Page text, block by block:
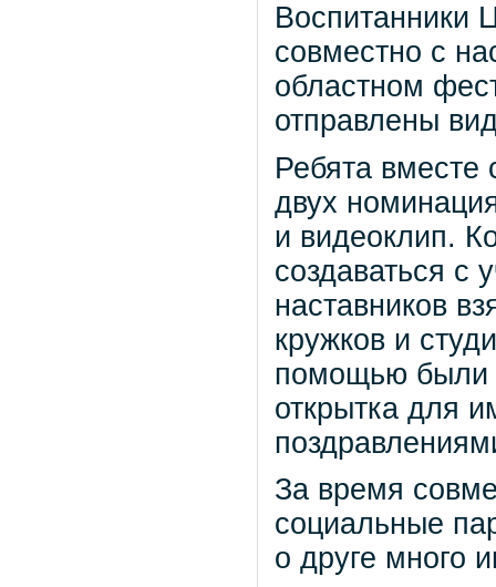
Воспитанники
совместно с
областном
отправлены
Ребята вместе
двух
и видеоклип.
создаваться с
наставников
кружков и
помощью были
открытка для
За время
социальные
о друге много